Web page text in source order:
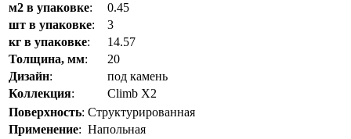
м2 в упаковке:
0.45
шт в упаковке:
3
кг в упаковке:
14.57
Толщина, мм:
20
Дизайн:
под камень
Коллекция:
Climb Х2
Поверхность: Структурированная
Применение: Напольная